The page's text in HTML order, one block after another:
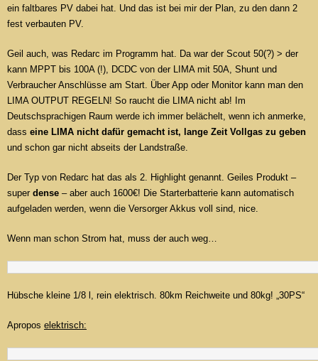
ein faltbares PV dabei hat. Und das ist bei mir der Plan, zu den dann 2
fest verbauten PV.
Geil auch, was Redarc im Programm hat. Da war der Scout 50(?) > der
kann MPPT bis 100A (!), DCDC von der LIMA mit 50A, Shunt und
Verbraucher Anschlüsse am Start. Über App oder Monitor kann man den
LIMA OUTPUT REGELN! So raucht die LIMA nicht ab! Im
Deutschsprachigen Raum werde ich immer belächelt, wenn ich anmerke,
dass eine LIMA nicht dafür gemacht ist, lange Zeit Vollgas zu geben
und schon gar nicht abseits der Landstraße.
Der Typ von Redarc hat das als 2. Highlight genannt. Geiles Produkt –
super dense – aber auch 1600€! Die Starterbatterie kann automatisch
aufgeladen werden, wenn die Versorger Akkus voll sind, nice.
Wenn man schon Strom hat, muss der auch weg…
Hübsche kleine 1/8 l, rein elektrisch. 80km Reichweite und 80kg! „30PS“
Apropos elektrisch: